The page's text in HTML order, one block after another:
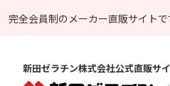
完全会員制のメーカー直販サイトで
新田ゼラチン株式会社公式直販サ